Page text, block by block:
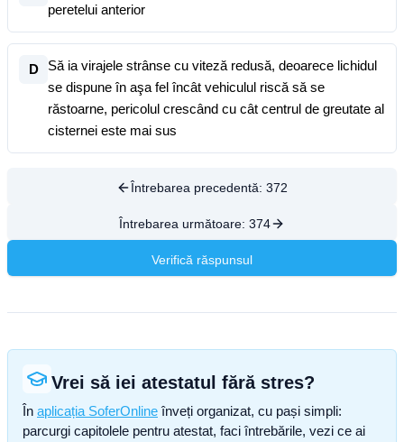
peretelui anterior
D
Să ia virajele strânse cu viteză redusă, deoarece lichidul
se dispune în aşa fel încât vehiculul riscă să se
răstoarne, pericolul crescând cu cât centrul de greutate al
cisternei este mai sus
Întrebarea precedentă: 372
Întrebarea următoare: 374
Verifică răspunsul
Vrei să iei atestatul fără stres?
În aplicația SoferOnline înveți organizat, cu pași simpli:
parcurgi capitolele pentru atestat, faci întrebările, vezi ce ai